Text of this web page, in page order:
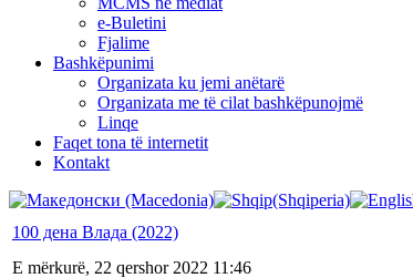
e-Buletini
Fjalime
Bashkëpunimi
Organizata ku jemi anëtarë
Organizata me të cilat bashkëpunojmë
Linqe
Faqet tona të internetit
Kontakt
100 дена Влада (2022)
E mërkurë, 22 qershor 2022 11:46